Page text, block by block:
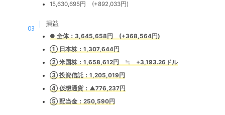
15,630,695円 (+892,033円)
損益
●全体：3,645,658円 (+368,564円)
① 日本株：1,307,644円
② 米国株：1,658,612円 ≒ +3,193.26ドル
③ 投資信託：1,205,019円
④ 仮想通貨：▲776,237円
⑤ 配当金：250,590円